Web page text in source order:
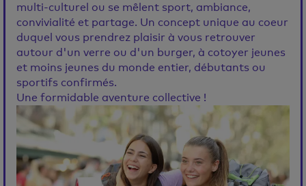
multi-culturel ou se mêlent sport, ambiance,
convivialité et partage. Un concept unique au coeur
duquel vous prendrez plaisir à vous retrouver
autour d'un verre ou d'un burger, à cotoyer jeunes
et moins jeunes du monde entier, débutants ou
sportifs confirmés.
Une formidable aventure collective !